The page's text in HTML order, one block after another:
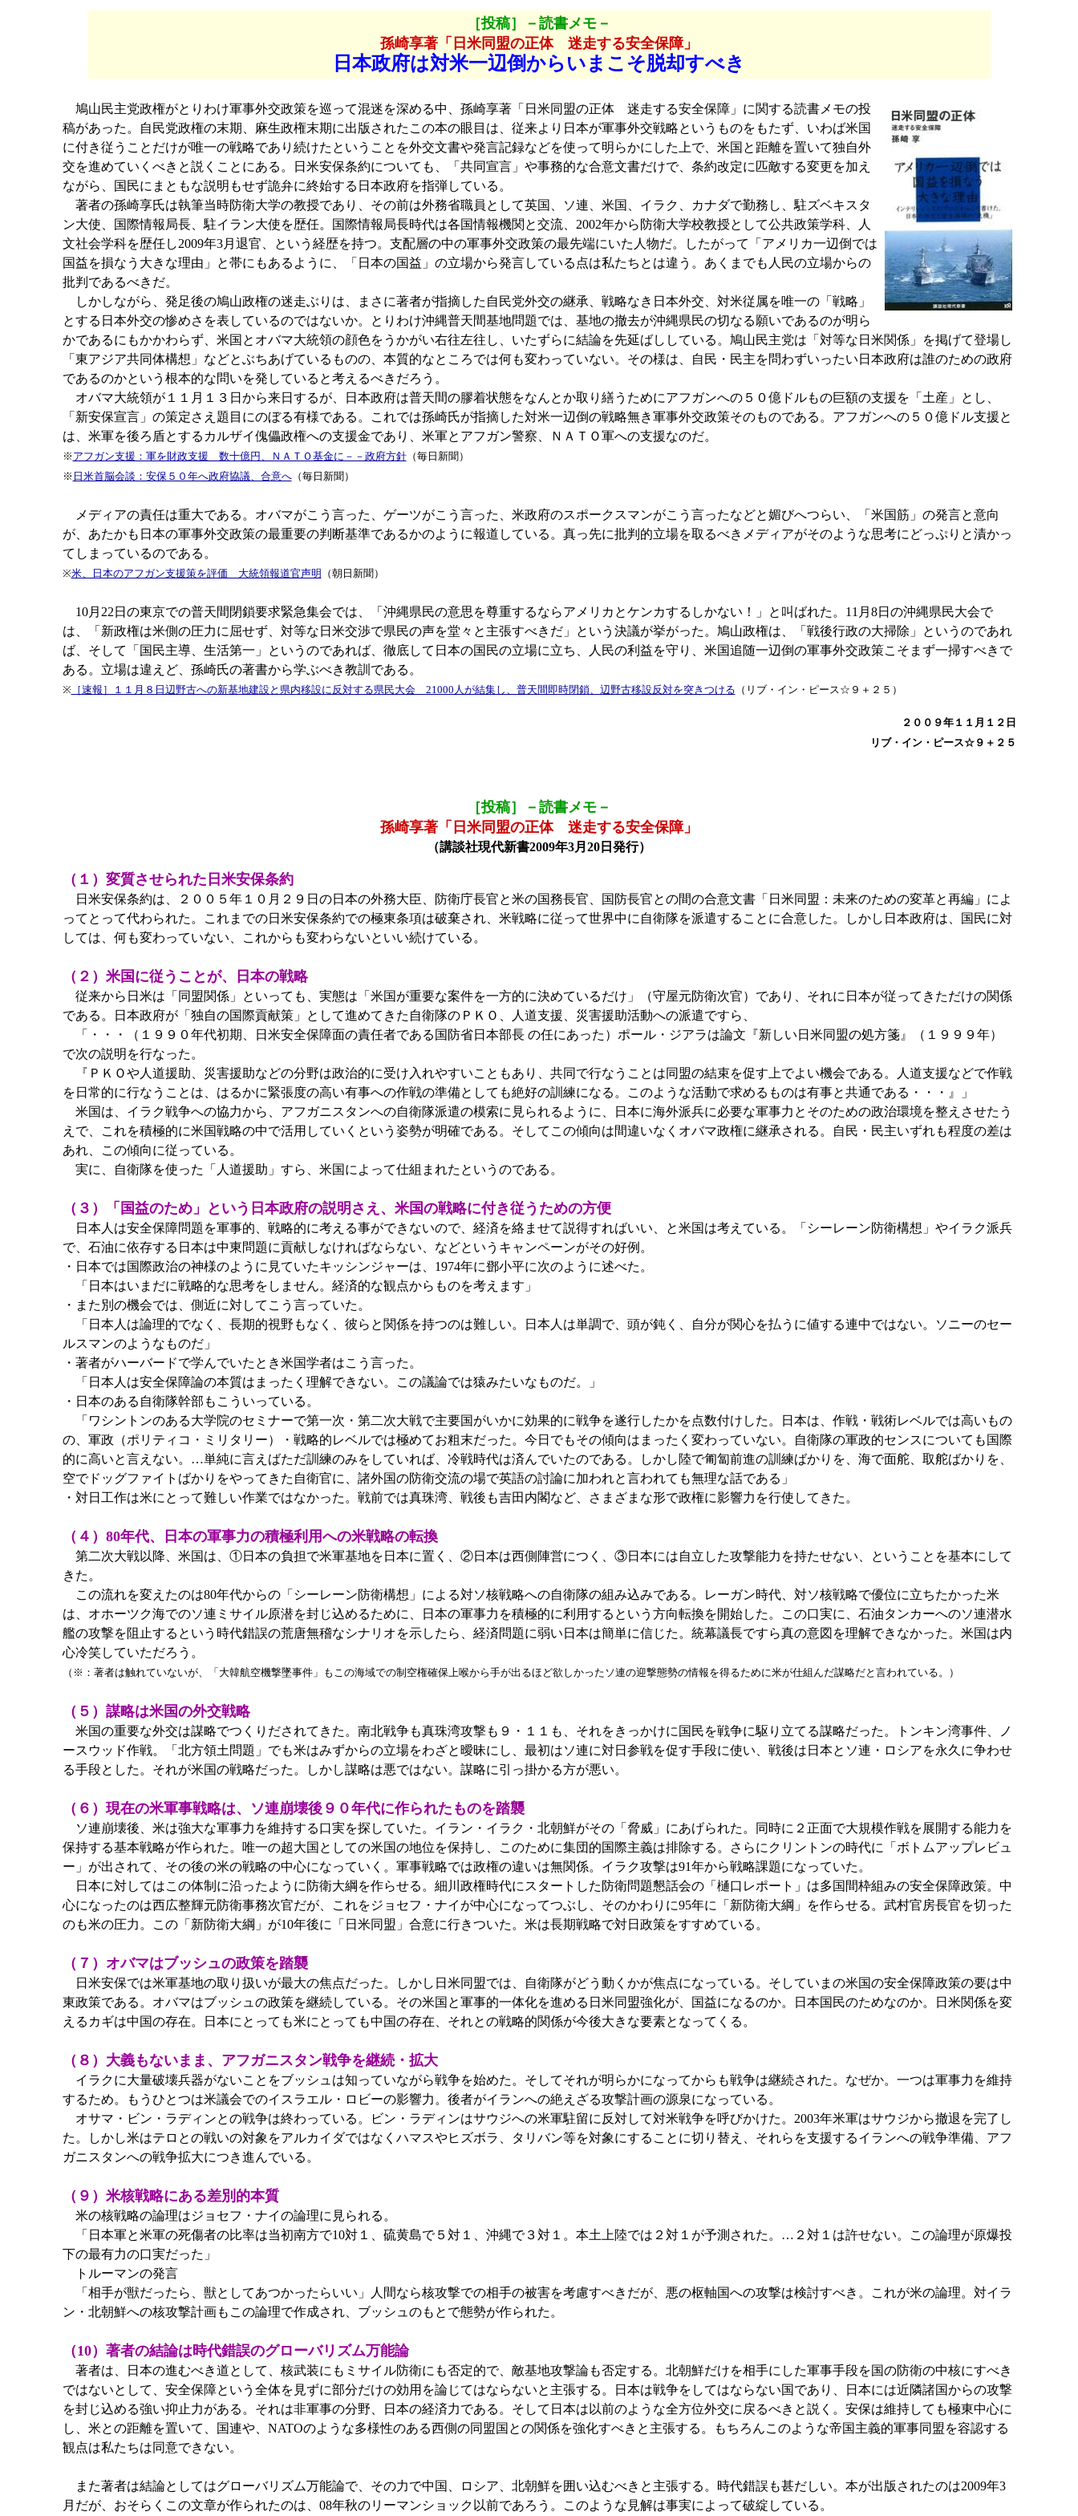
［投稿］－読書メモ－
孫崎享著「日米同盟の正体 迷走する安全保障」
日本政府は対米一辺倒からいまこそ脱却すべき
鳩山民主党政権がとりわけ軍事外交政策を巡って混迷を深める中、孫崎享著「日米同盟の正体 迷走する安全保障」に関する読書メモの投
稿があった。自民党政権の末期、麻生政権末期に出版されたこの本の眼目は、従来より日本が軍事外交戦略というものをもたず、いわば米国
に付き従うことだけが唯一の戦略であり続けたということを外交文書や発言記録などを使って明らかにした上で、米国と距離を置いて独自外
交を進めていくべきと説くことにある。日米安保条約についても、「共同宣言」や事務的な合意文書だけで、条約改定に匹敵する変更を加え
ながら、国民にまともな説明もせず詭弁に終始する日本政府を指弾している。
著者の孫崎享氏は執筆当時防衛大学の教授であり、その前は外務省職員として英国、ソ連、米国、イラク、カナダで勤務し、駐ズベキスタ
ン大使、国際情報局長、駐イラン大使を歴任。国際情報局長時代は各国情報機関と交流、2002年から防衛大学校教授として公共政策学科、人
文社会学科を歴任し2009年3月退官、という経歴を持つ。支配層の中の軍事外交政策の最先端にいた人物だ。したがって「アメリカ一辺倒では
国益を損なう大きな理由」と帯にもあるように、「日本の国益」の立場から発言している点は私たちとは違う。あくまでも人民の立場からの
批判であるべきだ。
しかしながら、発足後の鳩山政権の迷走ぶりは、まさに著者が指摘した自民党外交の継承、戦略なき日本外交、対米従属を唯一の「戦略」
とする日本外交の惨めさを表しているのではないか。とりわけ沖縄普天間基地問題では、基地の撤去が沖縄県民の切なる願いであるのが明ら
かであるにもかかわらず、米国とオバマ大統領の顔色をうかがい右往左往し、いたずらに結論を先延ばししている。鳩山民主党は「対等な日米関係」を掲げて登場し
「東アジア共同体構想」などとぶちあげているものの、本質的なところでは何も変わっていない。その様は、自民・民主を問わずいったい日本政府は誰のための政府
であるのかという根本的な問いを発していると考えるべきだろう。
オバマ大統領が１１月１３日から来日するが、日本政府は普天間の膠着状態をなんとか取り繕うためにアフガンへの５０億ドルもの巨額の支援を「土産」とし、
「新安保宣言」の策定さえ題目にのぼる有様である。これでは孫崎氏が指摘した対米一辺倒の戦略無き軍事外交政策そのものである。アフガンへの５０億ドル支援と
は、米軍を後ろ盾とするカルザイ傀儡政権への支援金であり、米軍とアフガン警察、ＮＡＴＯ軍への支援なのだ。
※ アフガン支援：軍を財政支援 数十億円、ＮＡＴＯ基金に－－政府方針（毎日新聞）
※ 日米首脳会談：安保５０年へ政府協議、合意へ（毎日新聞）
メディアの責任は重大である。オバマがこう言った、ゲーツがこう言った、米政府のスポークスマンがこう言ったなどと媚びへつらい、「米国筋」の発言と意向
が、あたかも日本の軍事外交政策の最重要の判断基準であるかのように報道している。真っ先に批判的立場を取るべきメディアがそのような思考にどっぷりと漬かっ
てしまっているのである。
※米、日本のアフガン支援策を評価 大統領報道官声明 （朝日新聞）
10月22日の東京での普天間閉鎖要求緊急集会では、「沖縄県民の意思を尊重するならアメリカとケンカするしかない！」と叫ばれた。11月8日の沖縄県民大会で
は、「新政権は米側の圧力に屈せず、対等な日米交渉で県民の声を堂々と主張すべきだ」という決議が挙がった。鳩山政権は、「戦後行政の大掃除」というのであれ
ば、そして「国民主導、生活第一」というのであれば、徹底して日本の国民の立場に立ち、人民の利益を守り、米国追随一辺倒の軍事外交政策こそまず一掃すべきで
ある。立場は違えど、孫崎氏の著書から学ぶべき教訓である。
※［速報］１１月８日辺野古への新基地建設と県内移設に反対する県民大会 21000人が結集し、普天間即時閉鎖、辺野古移設反対を突きつける （リブ・イン・ピース☆９＋２５）
２００９年１１月１２日
リブ・イン・ピース☆９＋２５
［投稿］－読書メモ－
孫崎享著「日米同盟の正体 迷走する安全保障」
（講談社現代新書2009年3月20日発行）
（１）変質させられた日米安保条約
日米安保条約は、２００５年１０月２９日の日本の外務大臣、防衛庁長官と米の国務長官、国防長官との間の合意文書「日米同盟：未来のための変革と再編」によ
ってとって代わられた。これまでの日米安保条約での極東条項は破棄され、米戦略に従って世界中に自衛隊を派遣することに合意した。しかし日本政府は、国民に対
しては、何も変わっていない、これからも変わらないといい続けている。
（２）米国に従うことが、日本の戦略
従来から日米は「同盟関係」といっても、実態は「米国が重要な案件を一方的に決めているだけ」（守屋元防衛次官）であり、それに日本が従ってきただけの関係
である。日本政府が「独自の国際貢献策」として進めてきた自衛隊のＰＫＯ、人道支援、災害援助活動への派遣ですら、
「・・・（１９９０年代初期、日米安全保障面の責任者である国防省日本部長 の任にあった）ポール・ジアラは論文『新しい日米同盟の処方箋』（１９９９年）
で次の説明を行なった。
『ＰＫＯや人道援助、災害援助などの分野は政治的に受け入れやすいこともあり、共同で行なうことは同盟の結束を促す上でよい機会である。人道支援などで作戦
を日常的に行なうことは、はるかに緊張度の高い有事への作戦の準備としても絶好の訓練になる。このような活動で求めるものは有事と共通である・・・』」
米国は、イラク戦争への協力から、アフガニスタンへの自衛隊派遣の模索に見られるように、日本に海外派兵に必要な軍事力とそのための政治環境を整えさせたう
えで、これを積極的に米国戦略の中で活用していくという姿勢が明確である。そしてこの傾向は間違いなくオバマ政権に継承される。自民・民主いずれも程度の差は
あれ、この傾向に従っている。
実に、自衛隊を使った「人道援助」すら、米国によって仕組まれたというのである。
（３）「国益のため」という日本政府の説明さえ、米国の戦略に付き従うための方便
日本人は安全保障問題を軍事的、戦略的に考える事ができないので、経済を絡ませて説得すればいい、と米国は考えている。「シーレーン防衛構想」やイラク派兵
で、石油に依存する日本は中東問題に貢献しなければならない、などというキャンペーンがその好例。
・日本では国際政治の神様のように見ていたキッシンジャーは、1974年に鄧小平に次のように述べた。
「日本はいまだに戦略的な思考をしません。経済的な観点からものを考えます」
・また別の機会では、側近に対してこう言っていた。
「日本人は論理的でなく、長期的視野もなく、彼らと関係を持つのは難しい。日本人は単調で、頭が鈍く、自分が関心を払うに値する連中ではない。ソニーのセー
ルスマンのようなものだ」
・著者がハーバードで学んでいたとき米国学者はこう言った。
「日本人は安全保障論の本質はまったく理解できない。この議論では猿みたいなものだ。」
・日本のある自衛隊幹部もこういっている。
「ワシントンのある大学院のセミナーで第一次・第二次大戦で主要国がいかに効果的に戦争を遂行したかを点数付けした。日本は、作戦・戦術レベルでは高いもの
の、軍政（ポリティコ・ミリタリー）・戦略的レベルでは極めてお粗末だった。今日でもその傾向はまったく変わっていない。自衛隊の軍政的センスについても国際
的に高いと言えない。…単純に言えばただ訓練のみをしていれば、冷戦時代は済んでいたのである。しかし陸で匍匐前進の訓練ばかりを、海で面舵、取舵ばかりを、
空でドッグファイトばかりをやってきた自衛官に、諸外国の防衛交流の場で英語の討論に加われと言われても無理な話である」
・対日工作は米にとって難しい作業ではなかった。戦前では真珠湾、戦後も吉田内閣など、さまざまな形で政権に影響力を行使してきた。
（４）80年代、日本の軍事力の積極利用への米戦略の転換
第二次大戦以降、米国は、①日本の負担で米軍基地を日本に置く、②日本は西側陣営につく、③日本には自立した攻撃能力を持たせない、ということを基本にして
きた。
この流れを変えたのは80年代からの「シーレーン防衛構想」による対ソ核戦略への自衛隊の組み込みである。レーガン時代、対ソ核戦略で優位に立ちたかった米
は、オホーツク海でのソ連ミサイル原潜を封じ込めるために、日本の軍事力を積極的に利用するという方向転換を開始した。この口実に、石油タンカーへのソ連潜水
艦の攻撃を阻止するという時代錯誤の荒唐無稽なシナリオを示したら、経済問題に弱い日本は簡単に信じた。統幕議長ですら真の意図を理解できなかった。米国は内
心冷笑していただろう。
（※：著者は触れていないが、「大韓航空機撃墜事件」もこの海域での制空権確保上喉から手が出るほど欲しかったソ連の迎撃態勢の情報を得るために米が仕組んだ謀略だと言われている。）
（５）謀略は米国の外交戦略
米国の重要な外交は謀略でつくりだされてきた。南北戦争も真珠湾攻撃も９・１１も、それをきっかけに国民を戦争に駆り立てる謀略だった。トンキン湾事件、ノ
ースウッド作戦。「北方領土問題」でも米はみずからの立場をわざと曖昧にし、最初はソ連に対日参戦を促す手段に使い、戦後は日本とソ連・ロシアを永久に争わせ
る手段とした。それが米国の戦略だった。しかし謀略は悪ではない。謀略に引っ掛かる方が悪い。
（６）現在の米軍事戦略は、ソ連崩壊後９０年代に作られたものを踏襲
ソ連崩壊後、米は強大な軍事力を維持する口実を探していた。イラン・イラク・北朝鮮がその「脅威」にあげられた。同時に２正面で大規模作戦を展開する能力を
保持する基本戦略が作られた。唯一の超大国としての米国の地位を保持し、このために集団的国際主義は排除する。さらにクリントンの時代に「ボトムアップレビュ
ー」が出されて、その後の米の戦略の中心になっていく。軍事戦略では政権の違いは無関係。イラク攻撃は91年から戦略課題になっていた。
日本に対してはこの体制に沿ったように防衛大綱を作らせる。細川政権時代にスタートした防衛問題懇話会の「樋口レポート」は多国間枠組みの安全保障政策。中
心になったのは西広整輝元防衛事務次官だが、これをジョセフ・ナイが中心になってつぶし、そのかわりに95年に「新防衛大綱」を作らせる。武村官房長官を切った
のも米の圧力。この「新防衛大綱」が10年後に「日米同盟」合意に行きついた。米は長期戦略で対日政策をすすめている。
（７）オバマはブッシュの政策を踏襲
日米安保では米軍基地の取り扱いが最大の焦点だった。しかし日米同盟では、自衛隊がどう動くかが焦点になっている。そしていまの米国の安全保障政策の要は中
東政策である。オバマはブッシュの政策を継続している。その米国と軍事的一体化を進める日米同盟強化が、国益になるのか。日本国民のためなのか。日米関係を変
えるカギは中国の存在。日本にとっても米にとっても中国の存在、それとの戦略的関係が今後大きな要素となってくる。
（８）大義もないまま、アフガニスタン戦争を継続・拡大
イラクに大量破壊兵器がないことをブッシュは知っていながら戦争を始めた。そしてそれが明らかになってからも戦争は継続された。なぜか。一つは軍事力を維持
するため。もうひとつは米議会でのイスラエル・ロビーの影響力。後者がイランへの絶えざる攻撃計画の源泉になっている。
オサマ・ビン・ラディンとの戦争は終わっている。ビン・ラディンはサウジへの米軍駐留に反対して対米戦争を呼びかけた。2003年米軍はサウジから撤退を完了し
た。しかし米はテロとの戦いの対象をアルカイダではなくハマスやヒズボラ、タリバン等を対象にすることに切り替え、それらを支援するイランへの戦争準備、アフ
ガニスタンへの戦争拡大につき進んでいる。
（９）米核戦略にある差別的本質
米の核戦略の論理はジョセフ・ナイの論理に見られる。
「日本軍と米軍の死傷者の比率は当初南方で10対１、硫黄島で５対１、沖縄で３対１。本土上陸では２対１が予測された。…２対１は許せない。この論理が原爆投
下の最有力の口実だった」
トルーマンの発言
「相手が獣だったら、獣としてあつかったらいい」人間なら核攻撃での相手の被害を考慮すべきだが、悪の枢軸国への攻撃は検討すべき。これが米の論理。対イラ
ン・北朝鮮への核攻撃計画もこの論理で作成され、ブッシュのもとで態勢が作られた。
（10）著者の結論は時代錯誤のグローバリズム万能論
著者は、日本の進むべき道として、核武装にもミサイル防衛にも否定的で、敵基地攻撃論も否定する。北朝鮮だけを相手にした軍事手段を国の防衛の中核にすべき
ではないとして、安全保障という全体を見ずに部分だけの効用を論じてはならないと主張する。日本は戦争をしてはならない国であり、日本には近隣諸国からの攻撃
を封じ込める強い抑止力がある。それは非軍事の分野、日本の経済力である。そして日本は以前のような全方位外交に戻るべきと説く。安保は維持しても極東中心に
し、米との距離を置いて、国連や、NATOのような多様性のある西側の同盟国との関係を強化すべきと主張する。もちろんこのような帝国主義的軍事同盟を容認する
観点は私たちは同意できない。
また著者は結論としてはグローバリズム万能論で、その力で中国、ロシア、北朝鮮を囲い込むべきと主張する。時代錯誤も甚だしい。本が出版されたのは2009年3
月だが、おそらくこの文章が作られたのは、08年秋のリーマンショック以前であろう。このような見解は事実によって破綻している。